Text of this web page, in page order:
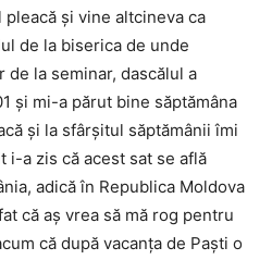
şi vine altcineva ca
de la biserica de unde
la seminar, dascălul a
şi mi-a părut bine săptămâna
şi la sfârşitul săptămânii îmi
i-a zis că acest sat se află
adică în Republica Moldova
că aş vrea să mă rog pentru
că după vacanţa de Paşti o